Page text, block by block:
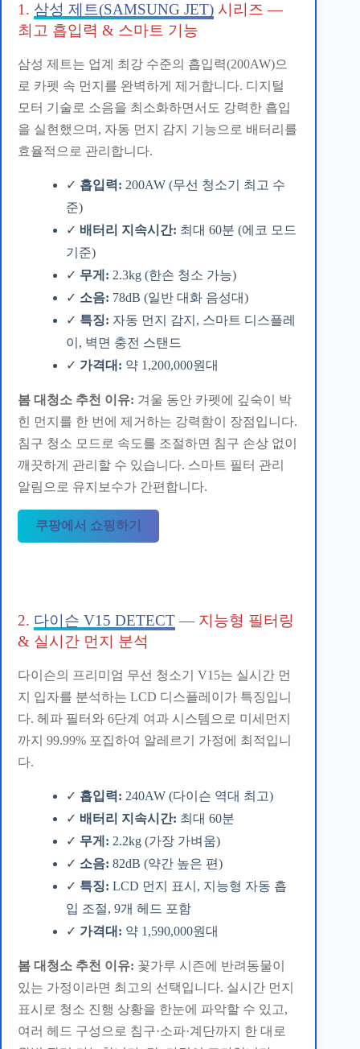
1. 삼성 제트(SAMSUNG JET) 시리즈 —
최고 흡입력 & 스마트 기능
삼성 제트는 업계 최강 수준의 흡입력(200AW)으
로 카펫 속 먼지를 완벽하게 제거합니다. 디지털
모터 기술로 소음을 최소화하면서도 강력한 흡입
을 실현했으며, 자동 먼지 감지 기능으로 배터리를
효율적으로 관리합니다.
✓ 흡입력: 200AW (무선 청소기 최고 수
준)
✓ 배터리 지속시간: 최대 60분 (에코 모드
기준)
✓ 무게: 2.3kg (한손 청소 가능)
✓ 소음: 78dB (일반 대화 음성대)
✓ 특징: 자동 먼지 감지, 스마트 디스플레
이, 벽면 충전 스탠드
✓ 가격대: 약 1,200,000원대
봄 대청소 추천 이유: 겨울 동안 카펫에 깊숙이 박
힌 먼지를 한 번에 제거하는 강력함이 장점입니다.
침구 청소 모드로 속도를 조절하면 침구 손상 없이
깨끗하게 관리할 수 있습니다. 스마트 필터 관리
알림으로 유지보수가 간편합니다.
쿠팡에서 쇼핑하기
2. 다이슨 V15 DETECT— 지능형 필터링
& 실시간 먼지 분석
다이슨의 프리미엄 무선 청소기 V15는 실시간 먼
지 입자를 분석하는 LCD 디스플레이가 특징입니
다. 헤파 필터와 6단계 여과 시스템으로 미세먼지
까지 99.99% 포집하여 알레르기 가정에 최적입니
다.
✓ 흡입력: 240AW (다이슨 역대 최고)
✓ 배터리 지속시간: 최대 60분
✓ 무게: 2.2kg (가장 가벼움)
✓ 소음: 82dB (약간 높은 편)
✓ 특징: LCD 먼지 표시, 지능형 자동 흡
입 조절, 9개 헤드 포함
✓ 가격대: 약 1,590,000원대
봄 대청소 추천 이유: 꽃가루 시즌에 반려동물이
있는 가정이라면 최고의 선택입니다. 실시간 먼지
표시로 청소 진행 상황을 한눈에 파악할 수 있고,
여러 헤드 구성으로 침구·소파·계단까지 한 대로